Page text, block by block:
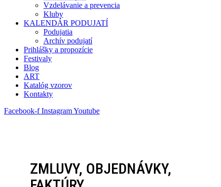
Vzdelávanie a prevencia
Kluby
KALENDÁR PODUJATÍ
Podujatia
Archív podujatí
Prihlášky a propozície
Festivaly
Blog
ART
Katalóg vzorov
Kontakty
Facebook-f InstagramYoutube
ZMLUVY, OBJEDNÁVKY,